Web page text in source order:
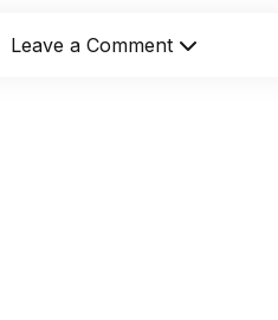
Leave a Comment